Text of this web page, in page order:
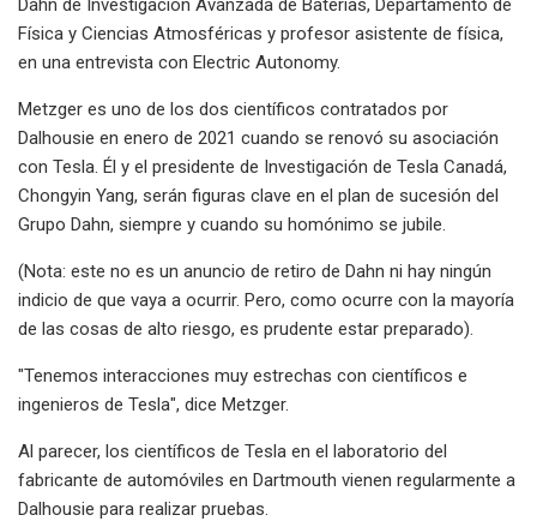
Dahn de Investigación Avanzada de Baterías, Departamento de
Física y Ciencias Atmosféricas y profesor asistente de física,
en una entrevista con Electric Autonomy.
Metzger es uno de los dos científicos contratados por
Dalhousie en enero de 2021 cuando se renovó su asociación
con Tesla. Él y el presidente de Investigación de Tesla Canadá,
Chongyin Yang, serán figuras clave en el plan de sucesión del
Grupo Dahn, siempre y cuando su homónimo se jubile.
(Nota: este no es un anuncio de retiro de Dahn ni hay ningún
indicio de que vaya a ocurrir. Pero, como ocurre con la mayoría
de las cosas de alto riesgo, es prudente estar preparado).
"Tenemos interacciones muy estrechas con científicos e
ingenieros de Tesla", dice Metzger.
Al parecer, los científicos de Tesla en el laboratorio del
fabricante de automóviles en Dartmouth vienen regularmente a
Dalhousie para realizar pruebas.